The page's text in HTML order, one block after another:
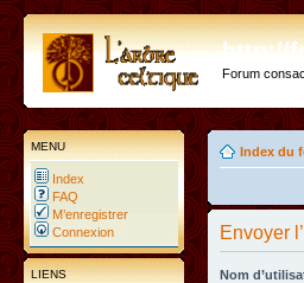
http://
Forum
MENU
Index
FAQ
M’enregistrer
Connexion
LIENS
Index du
Envoyer
Nom